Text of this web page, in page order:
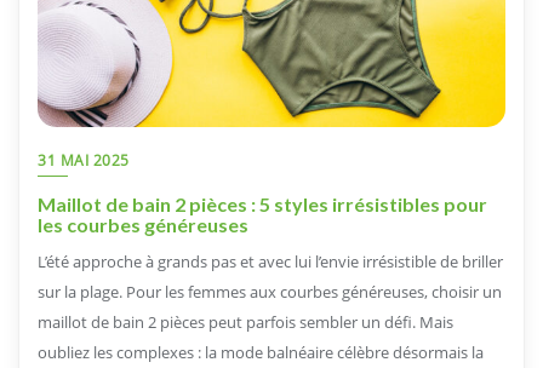
31 MAI 2025
Maillot de bain 2 pièces : 5 styles irrésistibles pour
les courbes généreuses
L’été approche à grands pas et avec lui l’envie irrésistible de briller
sur la plage. Pour les femmes aux courbes généreuses, choisir un
maillot de bain 2 pièces peut parfois sembler un défi. Mais
oubliez les complexes : la mode balnéaire célèbre désormais la